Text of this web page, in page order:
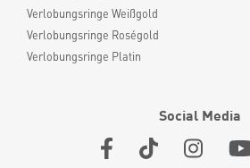
Verlobungsringe Weißgold
Verlobungsringe Roségold
Verlobungsringe Platin
Social Media